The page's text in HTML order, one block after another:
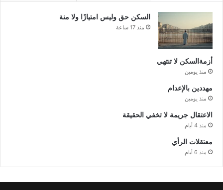
السكن حق وليس امتيازًا ولا منة
منذ 17 ساعة
أزمةالسكن لا تنتهي
منذ يومين
مهددين بالإعدام
منذ يومين
الاعتقال جريمة لا تخفي الحقيقة
منذ 4 أيام
معتقلات الرأي
منذ 6 أيام